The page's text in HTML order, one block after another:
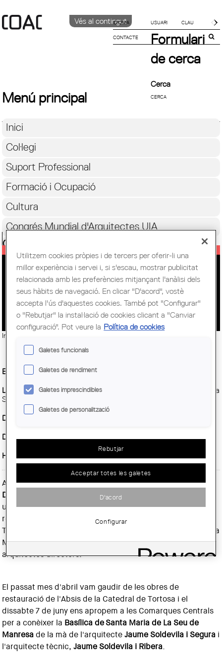
Vés al contingut
IDIOMA
CATALÀ
CONTACTE
Formulari
de cerca
Cerca
Menú principal
Inici
Col·legi
Suport Professional
Formació i Ocupació
Cultura
Congrés Mundial d'Arquitectes UIA
Ciutadania
INTER SEUS: OBRES DE
RESTAURACIÓ DE LA SEU DE
MANRESA
Imatge:
Entitat Organitzadora :COAC
Lloc:
Basílica de Santa Maria de La Seu de Manresa (Baixada de la
Seu, 1, 08242 Manresa).
Demarcació :
Data inici :Dissabte, 7 juny, 2025
Horari:
Amb la voluntat de promoure l'intercanvi cultural, les
Demarcacions de les Comarques Centrals
unit per organitzar dues visites guiades a les obres de
restauració de part de la Catedral de Santa Maria de
Tortosa i a les obres de rehabilitació de la Basílica de Santa
Maria de La Seu de Manresa, a càrrec dels respectius
arquitectes directors.
El passat mes d'abril vam gaudir de les obres de
restauració de l'Absis de la Catedral de Tortosa i el
dissabte 7 de juny ens apropem a les Comarques Centrals
per a conèixer la Basílica deSanta Maria de La Seu de
Manresade la mà de l'arquitecteJaume Soldevila i Segura i
l'arquitecte tècnic,Jaume Soldevila i Ribera.
Utilitzem cookies pròpies i de tercers per oferir-li una
millor experiència i servei i, si s'escau, mostrar publicitat
relacionada amb les preferències mitjançant l'anàlisi dels
seus hàbits de navegació. En clicar "D'acord", vostè
accepta l'ús d'aquestes cookies. També pot "Configurar"
o "Rebutjar" la instal·lació de cookies clicant a "Canviar
configuració". Pot veure la Política de cookies
Galetes funcionals
Galetes de rendiment
Galetes imprescindibles
Galetes de personalització
Rebutjar
Acceptar totes les galetes
D'acord
Configurar